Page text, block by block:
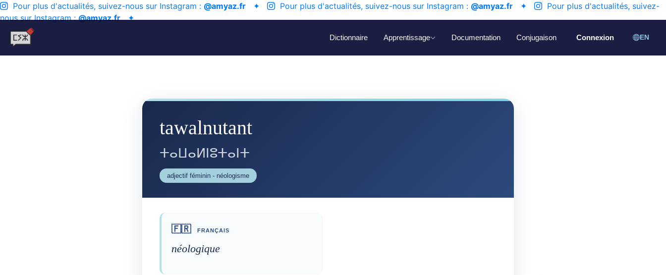
Pour plus d'actualités, suivez-nous sur Instagram : @amyaz.fr ✦ Pour plus d'actualités, suivez-nous sur Instagram : @amyaz.fr ✦
Pour plus d'actualités, suivez-
nous sur Instagram :@amyaz.fr✦
Dictionnaire Apprentissage Documentation Conjugaison Connexion EN
tawalnutant
ⵜⴰⵡⴰⵍⵏⵓⵜⴰⵏⵜ
adjectif féminin - néologisme
🇫🇷 FRANÇAIS
néologique